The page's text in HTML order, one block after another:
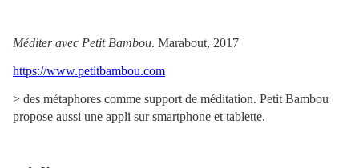
Méditer avec Petit Bambou. Marabout, 2017
https://www.petitbambou.com
> des métaphores comme support de méditation. Petit Bambou
propose aussi une appli sur smartphone et tablette.